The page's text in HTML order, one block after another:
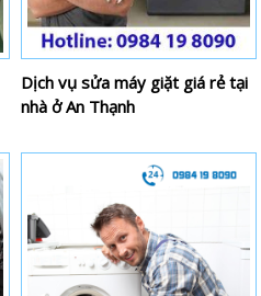
Dịch vụ sửa máy giặt giá rẻ tại
nhà ở An Thạnh